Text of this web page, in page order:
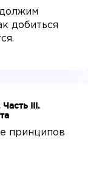
добиться
III.
принципов